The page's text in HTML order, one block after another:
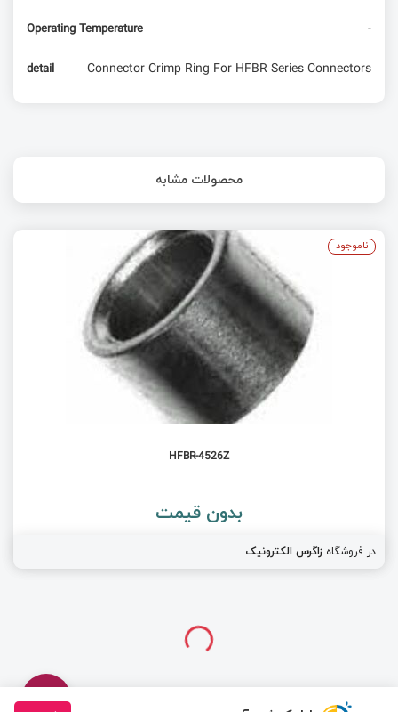
Operating Temperature -
detail Connector Crimp Ring For HFBR Series Connectors
محصولات مشابه
HFBR-4526Z
بدون قیمت
در فروشگاه زاگرس الکترونیک
ناموجود